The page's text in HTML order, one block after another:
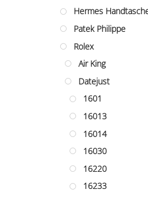
Hermes
Patek Philippe
Rolex
Air King
Datejust
1601
16013
16014
16030
16220
16233